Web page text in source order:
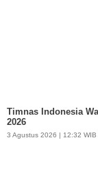
Timnas Indonesia
2026
3 Agustus 2026 | 12:32 WIB